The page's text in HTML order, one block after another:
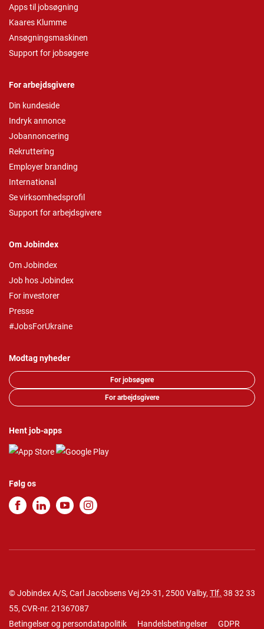
Apps til jobsøgning
Kaares Klumme
Ansøgningsmaskinen
Support for jobsøgere
For arbejdsgivere
Din kundeside
Indryk annonce
Jobannoncering
Rekruttering
Employer branding
International
Se virksomhedsprofil
Support for arbejdsgivere
Om Jobindex
Om Jobindex
Job hos Jobindex
For investorer
Presse
#JobsForUkraine
Modtag nyheder
For jobsøgere
For arbejdsgivere
Hent job-apps
Følg os
© Jobindex A/S, Carl Jacobsens Vej 29-31, 2500 Valby, Tlf. 38 32 33
55, CVR-nr. 21367087
Betingelser og persondatapolitik
Handelsbetingelser GDPR